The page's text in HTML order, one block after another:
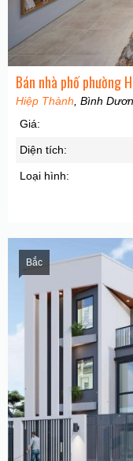
Bán nhà phố phường
Hiệp Thành , Bình
Giá:
Diện tích:
Loại hình:
Bắc